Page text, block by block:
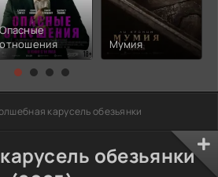
Опасные
отношения
Мумия
карусель обезьянки
обезьянки